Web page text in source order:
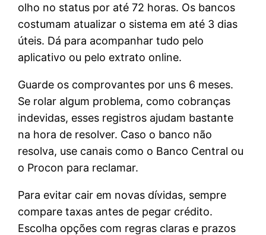
olho no status por até 72 horas. Os bancos
costumam atualizar o sistema em até 3 dias
úteis. Dá para acompanhar tudo pelo
aplicativo ou pelo extrato online.
Guarde os comprovantes por uns 6 meses.
Se rolar algum problema, como cobranças
indevidas, esses registros ajudam bastante
na hora de resolver. Caso o banco não
resolva, use canais como o Banco Central ou
o Procon para reclamar.
Para evitar cair em novas dívidas, sempre
compare taxas antes de pegar crédito.
Escolha opções com regras claras e prazos